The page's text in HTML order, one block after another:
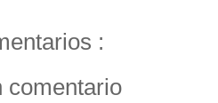
:
comentario